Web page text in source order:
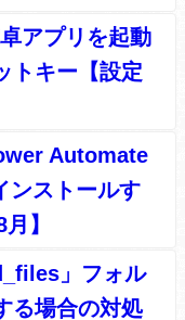
アプリを起動
トキー【設定
Automate
ンストールす
】
」フォル
る場合の対処